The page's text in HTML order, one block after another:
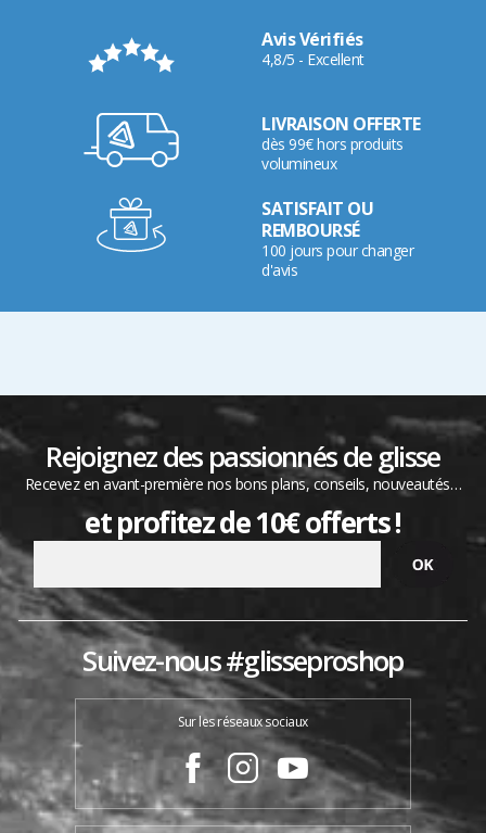
Avis Vérifiés
4,8/5 - Excellent
LIVRAISON OFFERTE
dès 99€ hors produits
volumineux
SATISFAIT OU
REMBOURSÉ
100 jours pour changer
d'avis
Rejoignez des passionnés de glisse
Recevez en avant-première nos bons plans, conseils, nouveautés…
et profitez de 10€ offerts !
Suivez-nous #glisseproshop
Sur les réseaux sociaux